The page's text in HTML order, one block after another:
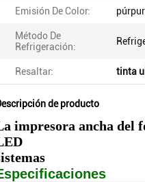
Emisión De Color:
Método De
Refrigeración:
Resaltar: tinta
de producto
impresora ancha del